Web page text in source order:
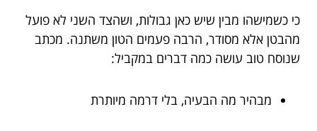
כי כשמישהו מבין שיש כאן גבולות, ושהצד השני לא פועל
מהבטן אלא מסודר, הרבה פעמים הטון משתנה. מכתב
שנוסח טוב עושה כמה דברים במקביל:
מבהיר מה הבעיה, בלי דרמה מיותרת